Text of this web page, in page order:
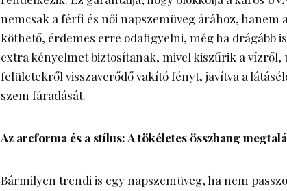
nemcsak a férfi és női napszemüveg árához, hanem
köthető, érdemes erre odafigyelni, még ha drágább
extra kényelmet biztosítanak, mivel kiszűrik a vízről,
felületekről visszaverődő vakító fényt, javítva a
szem fáradását.
Az arcforma és a stílus: A tökéletes összhang
Bármilyen trendi is egy napszemüveg, ha nem